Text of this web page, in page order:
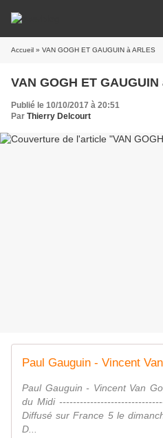
Accueil » VAN GOGH ET GAUGUIN à ARLES
VAN GOGH ET
Publié le 10/10/2017 à 20:51
Par Thierry Delcourt
Paul Gauguin - Vincent Van
du Midi
Diffusé sur France 5 le
D...